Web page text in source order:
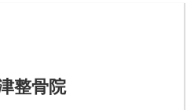
整骨院